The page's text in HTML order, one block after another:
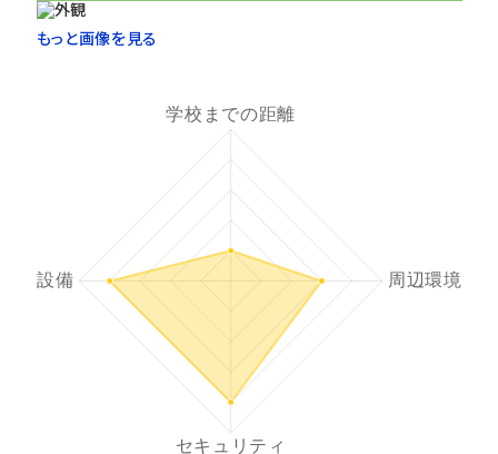
もっと画像を見る